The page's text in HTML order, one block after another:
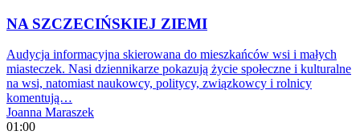
NA SZCZECIŃSKIEJ ZIEMI
Audycja informacyjna skierowana do mieszkańców wsi i małych
miasteczek. Nasi dziennikarze pokazują życie społeczne i kulturalne
na wsi, natomiast naukowcy, politycy, związkowcy i rolnicy
komentują…
Joanna Maraszek
01:00